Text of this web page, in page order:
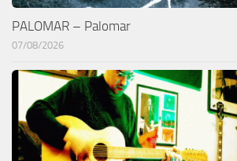
PALOMAR – Palomar
07/08/2026